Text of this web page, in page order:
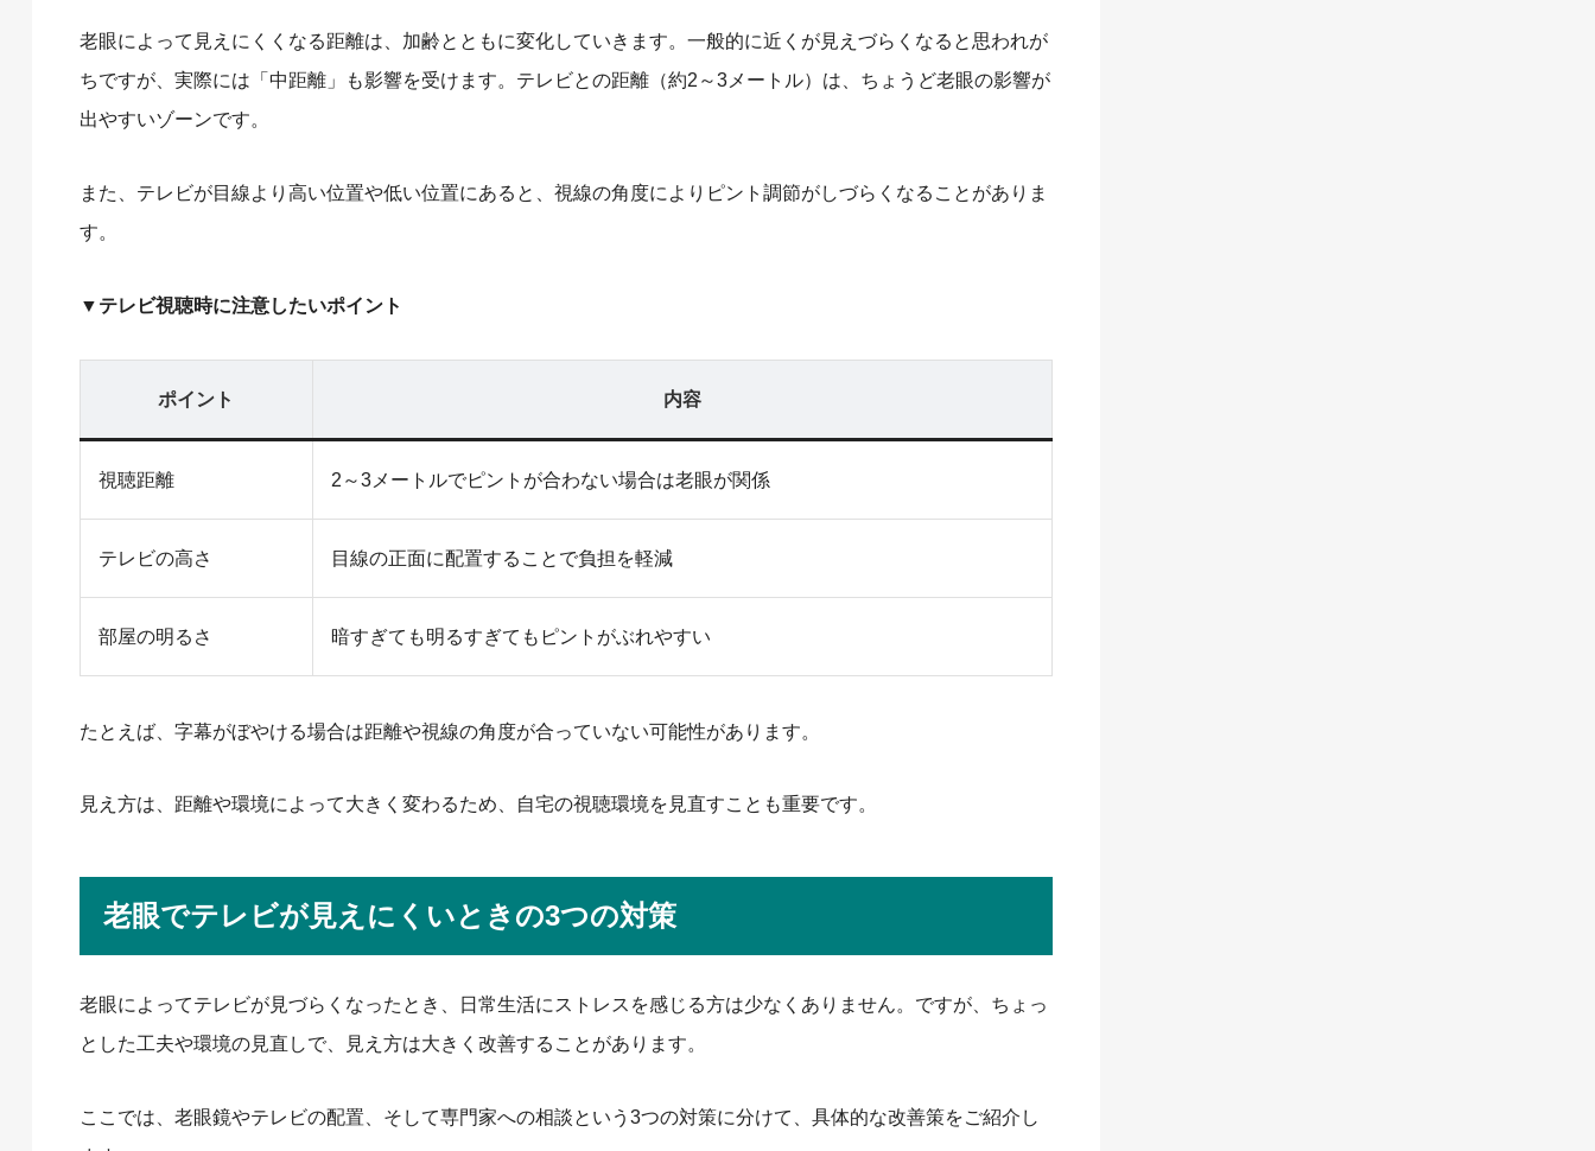
老眼によって見えにくくなる距離は、加齢とともに変化していきます。一般的に近くが見えづらくなると思われが
ちですが、実際には「中距離」も影響を受けます。テレビとの距離（約2～3メートル）は、ちょうど老眼の影響が
出やすいゾーンです。
また、テレビが目線より高い位置や低い位置にあると、視線の角度によりピント調節がしづらくなることがありま
す。
▼テレビ視聴時に注意したいポイント
ポイント 内容
視聴距離 2～3メートルでピントが合わない場合は老眼が関係
テレビの高さ 目線の正面に配置することで負担を軽減
部屋の明るさ 暗すぎても明るすぎてもピントがぶれやすい
たとえば、字幕がぼやける場合は距離や視線の角度が合っていない可能性があります。
見え方は、距離や環境によって大きく変わるため、自宅の視聴環境を見直すことも重要です。
老眼でテレビが見えにくいときの3つの対策
老眼によってテレビが見づらくなったとき、日常生活にストレスを感じる方は少なくありません。ですが、ちょっ
とした工夫や環境の見直しで、見え方は大きく改善することがあります。
ここでは、老眼鏡やテレビの配置、そして専門家への相談という3つの対策に分けて、具体的な改善策をご紹介し